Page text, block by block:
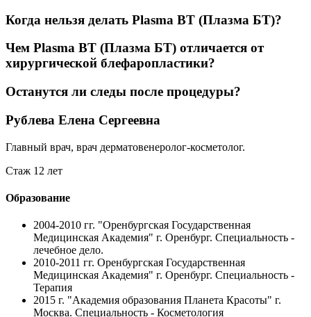
Когда нельзя делать Plasma BT (Плазма БТ)?
Чем Plasma BT (Плазма БТ) отличается от
хирургической блефаропластики?
Останутся ли следы после процедуры?
Рублева Елена Сергеевна
Главный врач, врач дерматовенеролог-косметолог.
Стаж 12 лет
Образование
2004-2010 гг. "Оренбургская Государственная
Медицинская Академия" г. Оренбург. Специальность -
лечебное дело.
2010-2011 гг. Оренбургская Государственная
Медицинская Академия" г. Оренбург. Специальность -
Терапия
2015 г. "Академия образования Планета Красоты" г.
Москва. Специальность - Косметология